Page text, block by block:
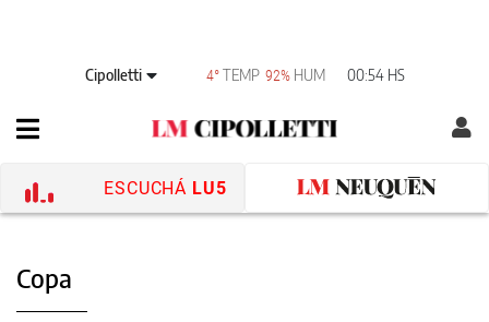
Cipolletti 4° TEMP 92% HUM 00:54 HS
ESCUCHÁ LU5
Copa